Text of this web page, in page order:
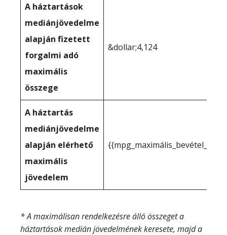
A háztartások
mediánjövedelme
alapján fizetett
forgalmi adó
maximális
összege
&dollar;4,124
A háztartás
mediánjövedelme
alapján elérhető
maximális
jövedelem
* A maximálisan rendelkezésre álló összeget a
háztartások medián jövedelmének keresete, majd a